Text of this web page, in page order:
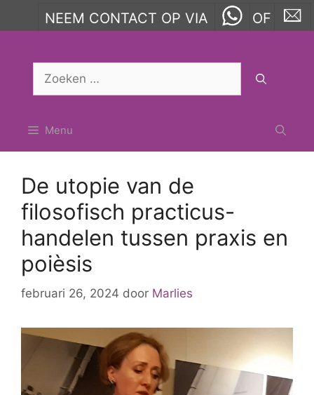
NEEM CONTACT OP VIA OF
Zoek
Menu
De utopie van de
filosofisch practicus-
handelen tussen praxis en
poièsis
februari 26, 2024 door Marlies